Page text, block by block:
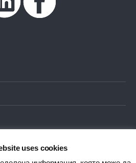
uses cookies